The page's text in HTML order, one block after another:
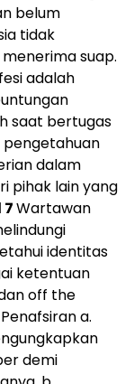
belum
tidak
suap.
adalah
saat bertugas
dalam
pihak lain yang
7Wartawan
identitas
ketentuan
off the
a.
demi